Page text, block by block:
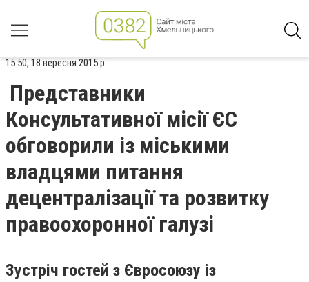
15:50, 18 вересня 2015 р.
Представники
Консультативної місії ЄС
обговорили із міськими
владцями питання
децентралізації та розвитку
правоохоронної галузі
Зустріч гостей з Євросоюзу із